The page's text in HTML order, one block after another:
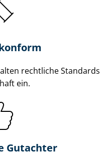
rechtliche Standards
ein.
Gutachter